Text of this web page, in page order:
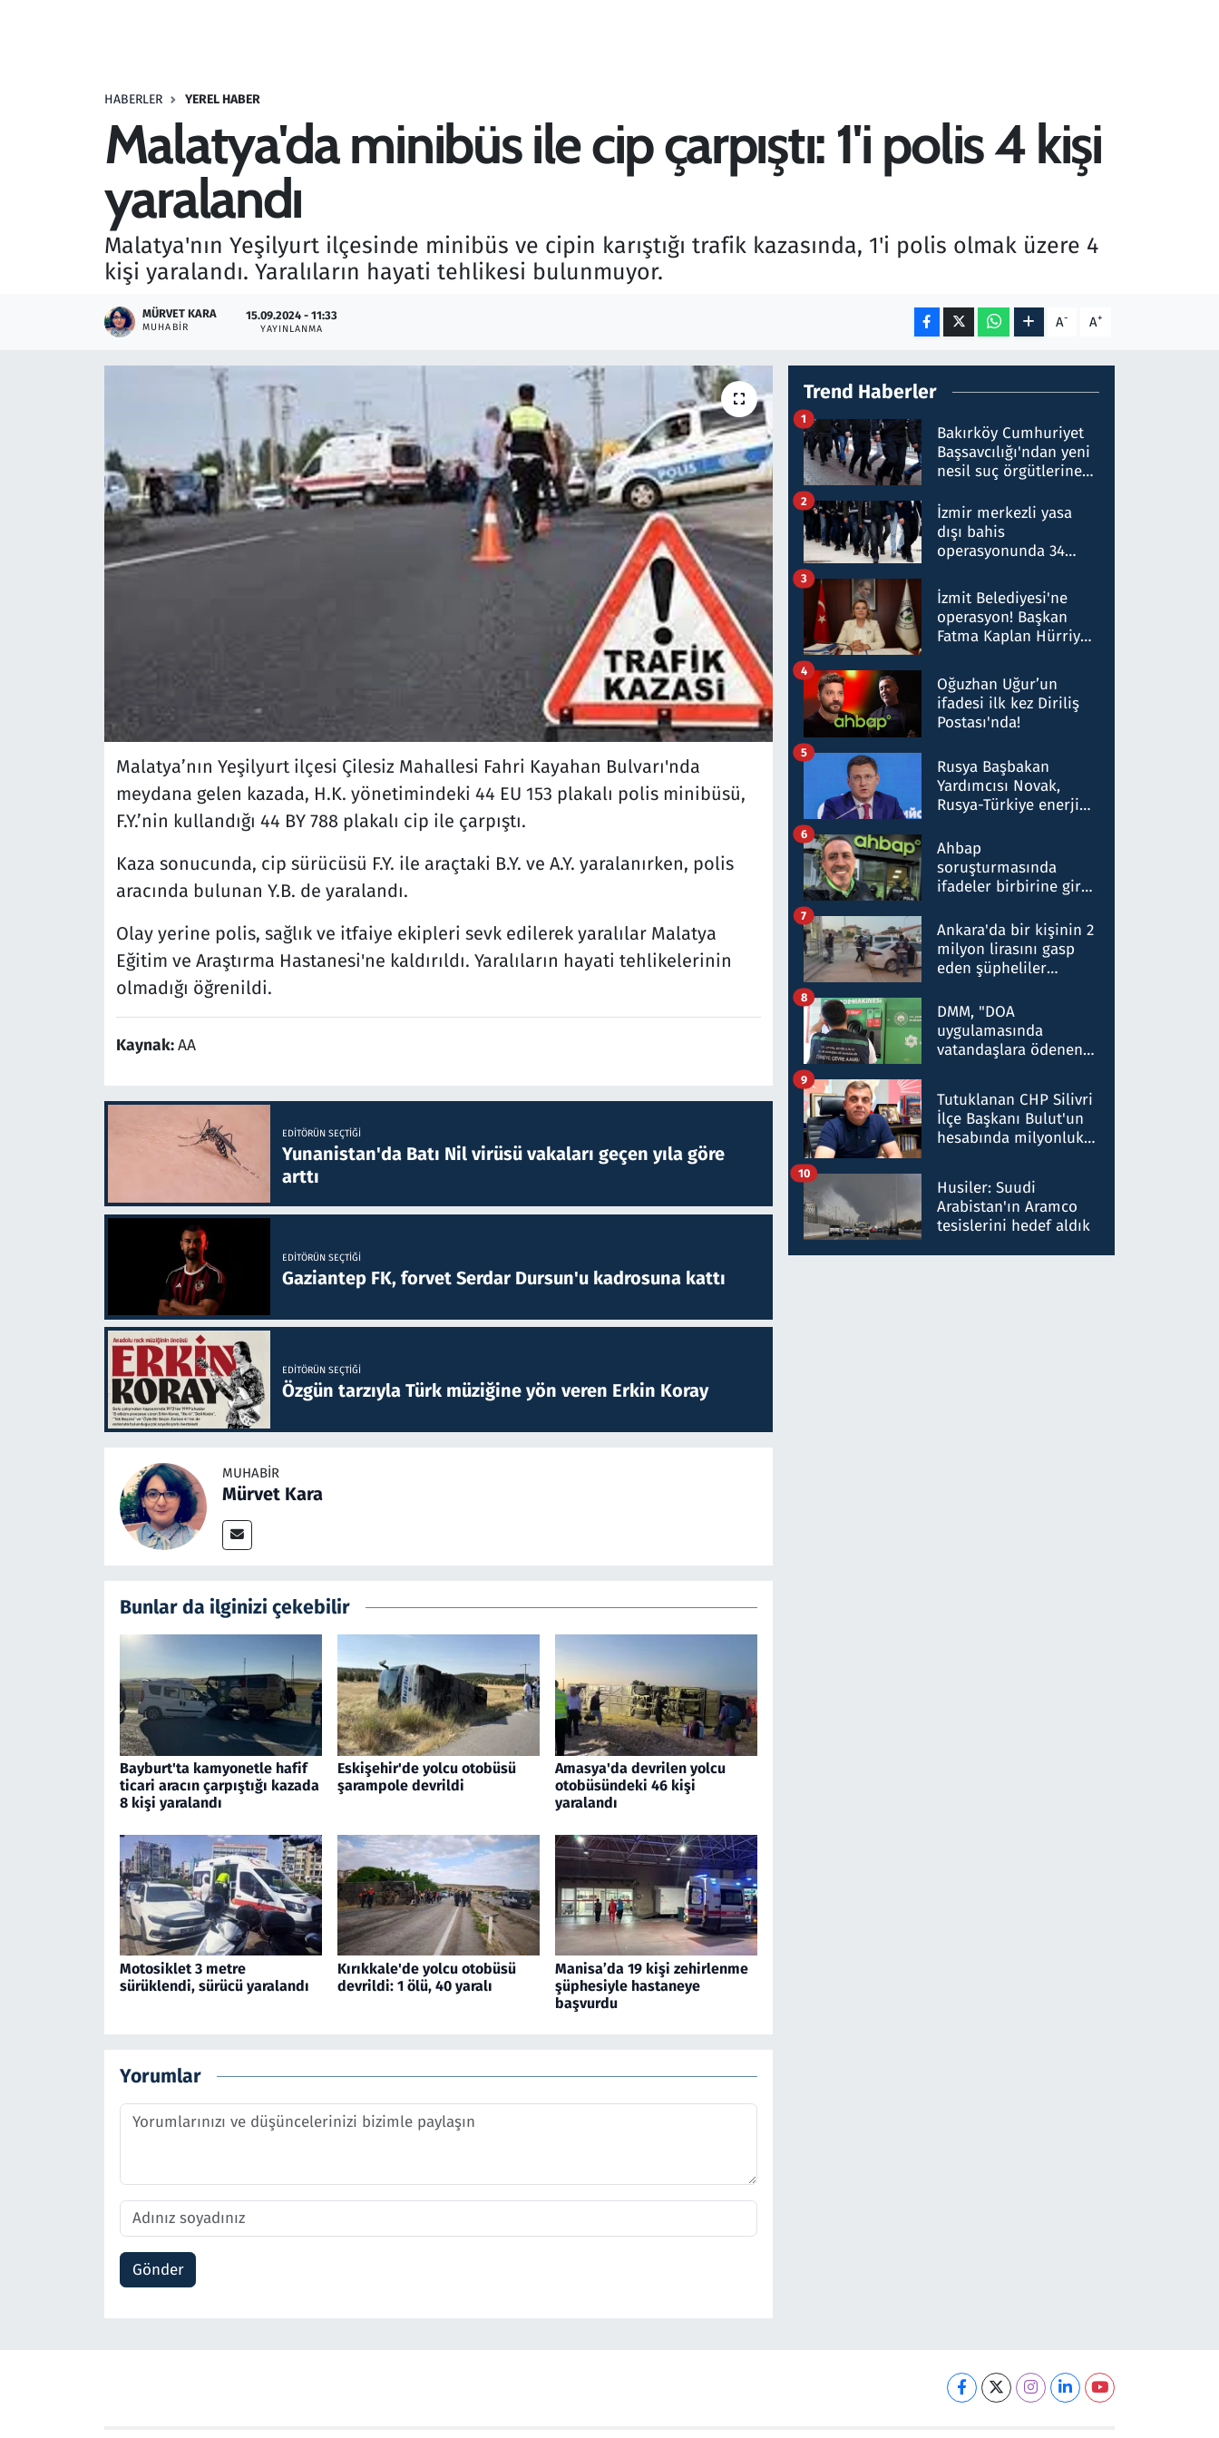
HABERLER YEREL HABER
Malatya'da minibüs ile cip çarpıştı: 1'i polis 4 kişi
yaralandı
Malatya'nın Yeşilyurt ilçesinde minibüs ve cipin karıştığı trafik kazasında, 1'i polis olmak üzere 4
kişi yaralandı. Yaralıların hayati tehlikesi bulunmuyor.
MÜRVET KARA
MUHABIR
15.09.2024 - 11:33
YAYINLANMA A- A+
Malatya’nın Yeşilyurt ilçesi Çilesiz Mahallesi Fahri Kayahan Bulvarı'nda
meydana gelen kazada, H.K. yönetimindeki 44 EU 153 plakalı polis minibüsü,
F.Y.’nin kullandığı 44 BY 788 plakalı cip ile çarpıştı.
Kaza sonucunda, cip sürücüsü F.Y. ile araçtaki B.Y. ve A.Y. yaralanırken, polis
aracında bulunan Y.B. de yaralandı.
Olay yerine polis, sağlık ve itfaiye ekipleri sevk edilerek yaralılar Malatya
Eğitim ve Araştırma Hastanesi'ne kaldırıldı. Yaralıların hayati tehlikelerinin
olmadığı öğrenildi.
Kaynak:AA
EDITÖRÜN SEÇTIĞI
Yunanistan'da Batı Nil virüsü vakaları geçen yıla göre
arttı
EDITÖRÜN SEÇTIĞI
Gaziantep FK, forvet Serdar Dursun'u kadrosuna kattı
EDITÖRÜN SEÇTIĞI
Özgün tarzıyla Türk müziğine yön veren Erkin Koray
MUHABIR
Mürvet Kara
Bunlar da ilginizi çekebilir
Bayburt'ta kamyonetle hafif
ticari aracın çarpıştığı kazada
8 kişi yaralandı
Eskişehir'de yolcu otobüsü
şarampole devrildi
Amasya'da devrilen yolcu
otobüsündeki 46 kişi
yaralandı
Motosiklet 3 metre
sürüklendi, sürücü yaralandı
Kırıkkale'de yolcu otobüsü
devrildi: 1 ölü, 40 yaralı
Manisa’da 19 kişi zehirlenme
şüphesiyle hastaneye
başvurdu
Yorumlar
Gönder
Trend Haberler
Bakırköy Cumhuriyet
Başsavcılığı'ndan yeni
nesil suç örgütlerine
hakkında gözaltı kararı
1
İzmir merkezli yasa
dışı bahis
operasyonunda 34
Milyar liralık para
trafiği tespit edildi
2
İzmit Belediyesi'ne
operasyon! Başkan
Fatma Kaplan Hürriyet
3
Oğuzhan Uğur’un
ifadesi ilk kez Diriliş
Postası'nda!
4
Rusya Başbakan
Yardımcısı Novak,
Rusya-Türkiye enerji
nitelikte olduğunu
belirtti
5
Ahbap
soruşturmasında
ifadeler birbirine girdi:
ifadelerinden ortaya
çıkan tablo şok etti
6
Ankara'da bir kişinin 2
milyon lirasını gasp
eden şüpheliler
7
DMM, "DOA
uygulamasında
vatandaşlara ödenen
düşürüldüğü" iddiasını
yalanladı
8
Tutuklanan CHP Silivri
İlçe Başkanı Bulut'un
hesabında milyonluk
talimat verdi, ben
gönderdim
9
Husiler: Suudi
Arabistan'ın Aramco
tesislerini hedef aldık
10
Seçim 2023
Teknoloji ve Bilim
Televizyon